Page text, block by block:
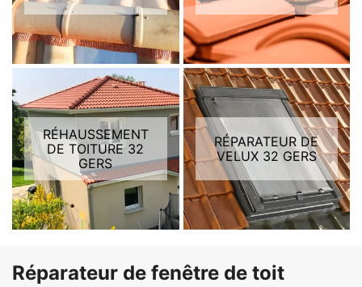
RÉHAUSSEMENT
DE TOITURE 32
GERS
RÉPARATEUR DE
VELUX 32 GERS
Réparateur de fenêtre de toit